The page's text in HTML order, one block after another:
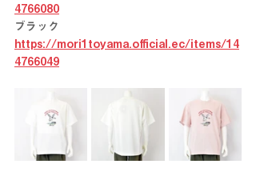
4766080
ブラック
https://mori1toyama.official.ec/items/14
4766049